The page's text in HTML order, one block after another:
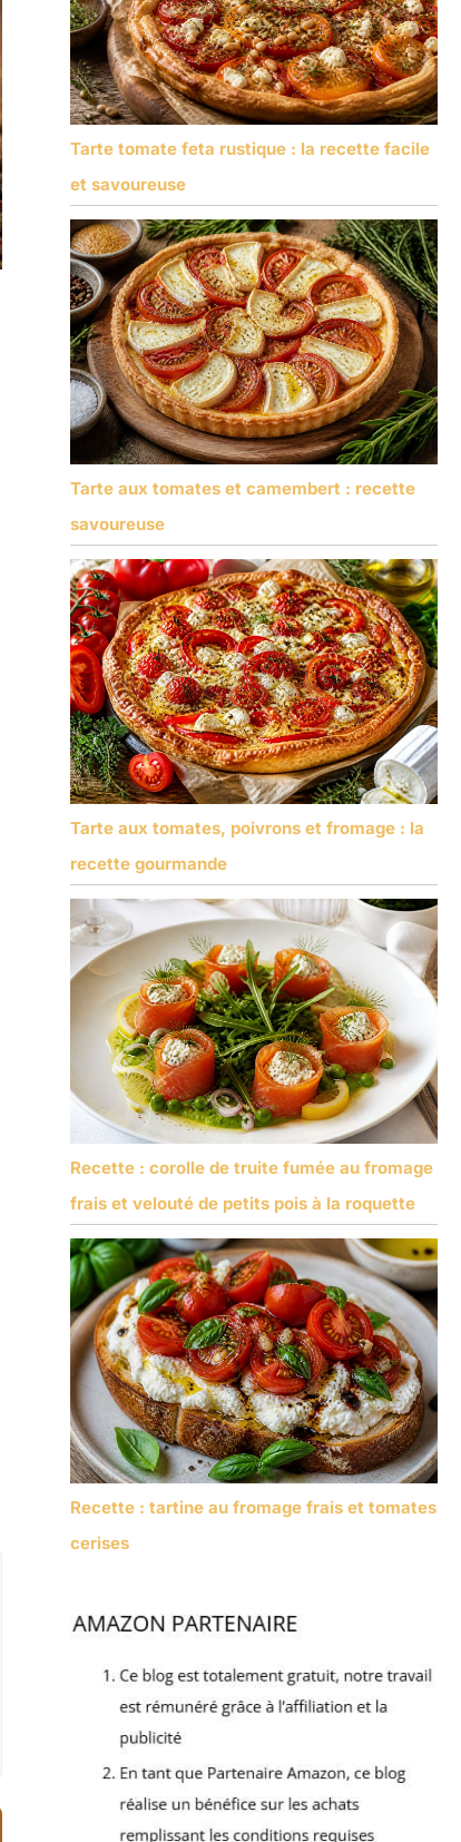
Tarte tomate feta rustique : la recette facile
et savoureuse
Tarte aux tomates et camembert : recette
savoureuse
Tarte aux tomates, poivrons et fromage : la
recette gourmande
Recette : corolle de truite fumée au fromage
frais et velouté de petits pois à la roquette
Recette : tartine au fromage frais et tomates
cerises